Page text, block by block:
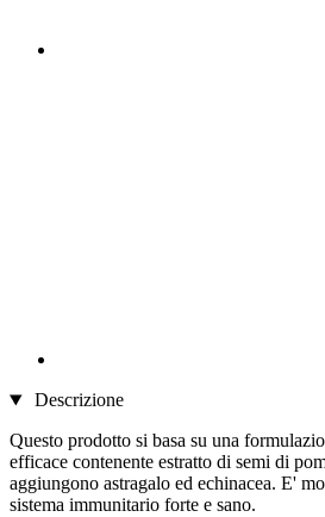
Descrizione
Questo prodotto si basa su una
efficace contenente estratto di semi di
aggiungono astragalo ed echinacea. E'
sistema immunitario forte e sano.